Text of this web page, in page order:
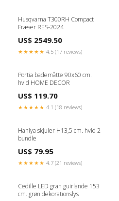
Husqvarna T300RH Compact
Fræser RES-2024
US$ 2549.50
★★★★★ 4.5 (17 reviews)
Portia bademåtte 90x60 cm.
hvid HOME DECOR
US$ 119.70
★★★★★ 4.1 (18 reviews)
Haniya skjuler H13,5 cm. hvid 2
bundle
US$ 79.95
★★★★★ 4.7 (21 reviews)
Cedille LED gran guirlande 153
cm. grøn dekorationslys